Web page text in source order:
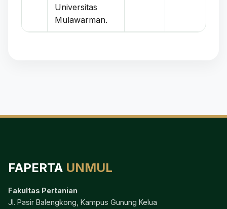
Universitas
Mulawarman.
FAPERTA UNMUL
Fakultas Pertanian
Jl. Pasir Balengkong, Kampus Gunung Kelua